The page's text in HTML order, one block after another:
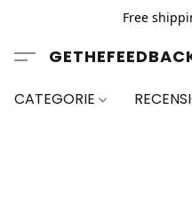
Free
CATEGORIE